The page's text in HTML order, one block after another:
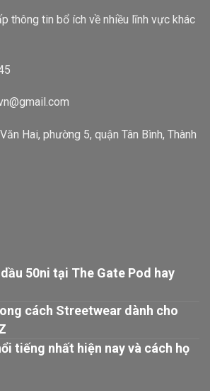
thông tin bổ ích về nhiều lĩnh vực khác
Hai, phường 5, quận Tân Bình, Thành
50ni tại The Gate Pod hay
cách Streetwear dành cho
tiếng nhất hiện nay và cách họ